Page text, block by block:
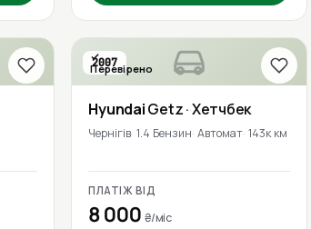
2007
Перевірено
HyundaiGetz· Хетчбек
Чернігів 1.4 Бензин Автомат 143к км
ПЛАТІЖ ВІД
8 000 ₴/міс